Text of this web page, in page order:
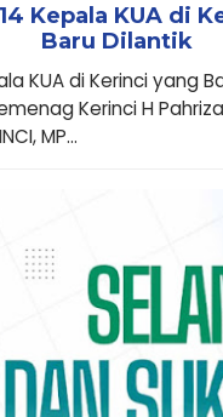
Kepala KUA di
Baru Dilantik
KUA di Kerinci yang
Kerinci H
MP...